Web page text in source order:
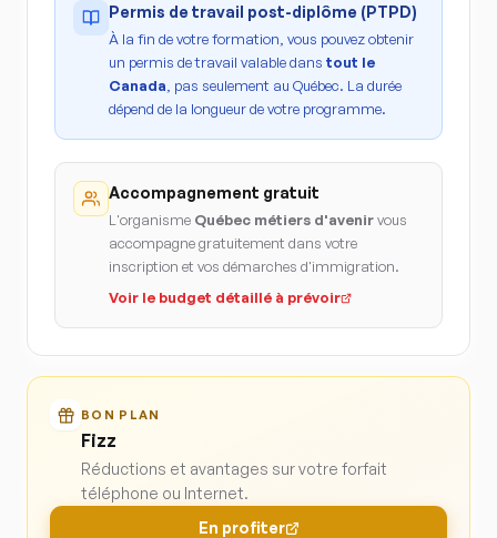
Permis de travail post-diplôme (PTPD)
À la fin de votre formation, vous pouvez obtenir
un permis de travail valable dans tout le
Canada , pas seulement au Québec. La durée
dépend de la longueur de votre programme.
Accompagnement gratuit
L'organisme Québec métiers d'avenirvous
accompagne gratuitement dans votre
inscription et vos démarches d'immigration.
Voir le budget détaillé à prévoir
BON PLAN
Fizz
Réductions et avantages sur votre forfait
téléphone ou Internet.
En profiter